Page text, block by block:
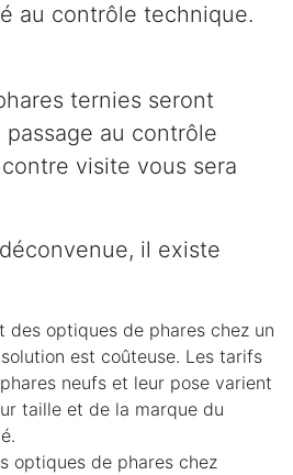
au contrôle technique.
ternies seront
passage au contrôle
visite vous sera
il existe
des optiques de phares chez un
est coûteuse. Les tarifs
neufs et leur pose varient
taille et de la marque du
optiques de phares chez